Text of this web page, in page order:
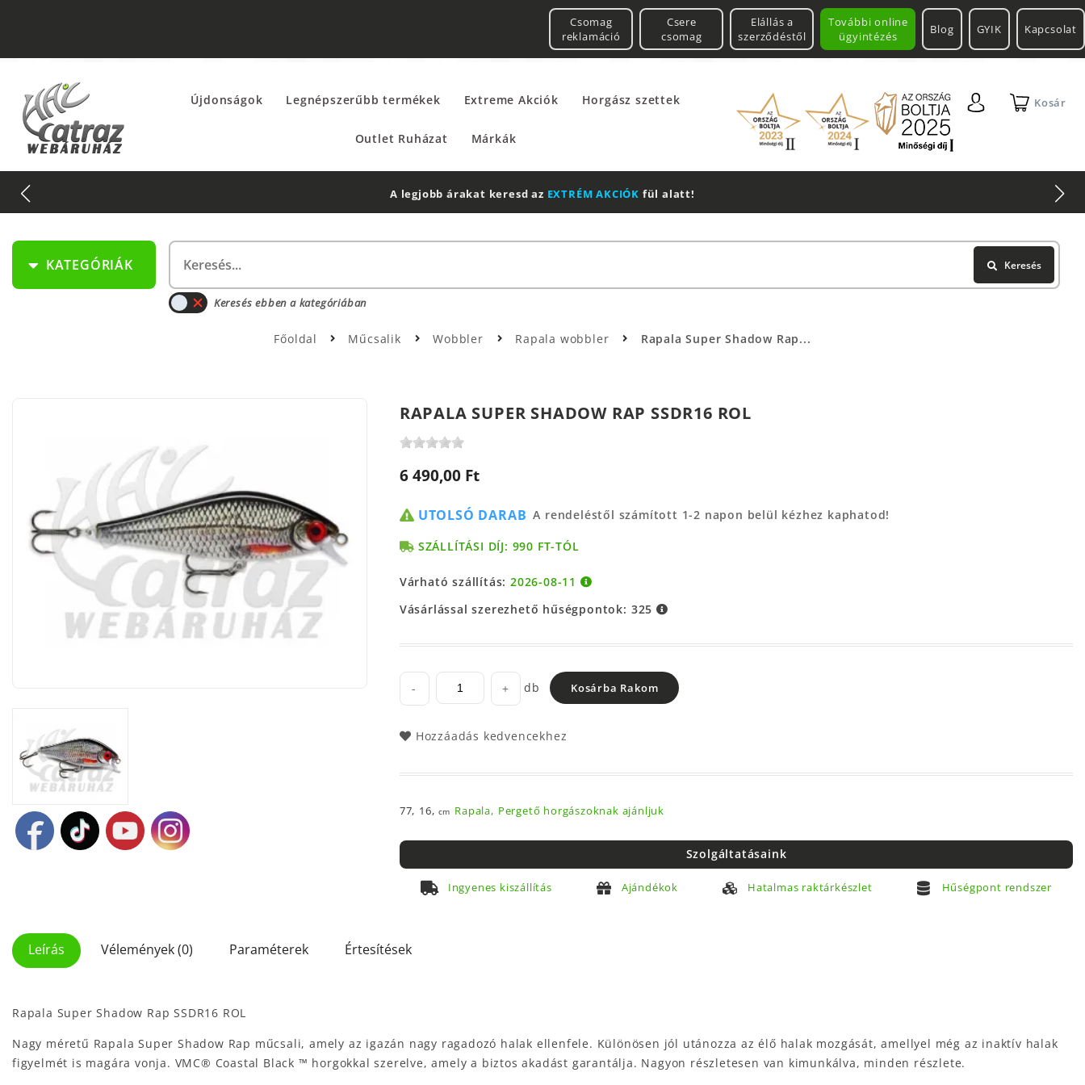
További online
ügyintézés
Csomag
reklamáció
Csere
csomag
Elállás a
szerződéstől
Blog GYIK Kapcsolat
Újdonságok Legnépszerűbb termékek Extreme Akciók Horgász szettek
Outlet Ruházat Márkák
Kosár
A legjobb árakat keresd az EXTRÉM AKCIÓK fül alatt!
KATEGÓRIÁK Keresés
Keresés ebben a kategóriában
Főoldal Műcsalik Wobbler Rapala wobbler Rapala Super Shadow Rap...
RAPALA SUPER SHADOW RAP SSDR16 ROL
6 490,00 Ft
UTOLSÓ DARAB A rendeléstől számított 1-2 napon belül kézhez kaphatod!
SZÁLLÍTÁSI DÍJ: 990 FT-TÓL
Várható szállítás:2026-08-11
Vásárlással szerezhető hűségpontok: 325
- + db Kosárba Rakom
Hozzáadás kedvencekhez
77, 16, cm Rapala, Pergető horgászoknak ajánljuk
Szolgáltatásaink
Ingyenes kiszállítás Ajándékok Hatalmas raktárkészlet Hűségpont rendszer
Leírás Vélemények (0) Paraméterek Értesítések
Rapala Super Shadow Rap SSDR16 ROL
Nagy méretű Rapala Super Shadow Rap műcsali, amely az igazán nagy ragadozó halak ellenfele. Különösen jól utánozza az élő halak mozgását, amellyel még az inaktív halak
figyelmét is magára vonja. VMC® Coastal Black ™ horgokkal szerelve, amely a biztos akadást garantálja. Nagyon részletesen van kimunkálva, minden részlete.